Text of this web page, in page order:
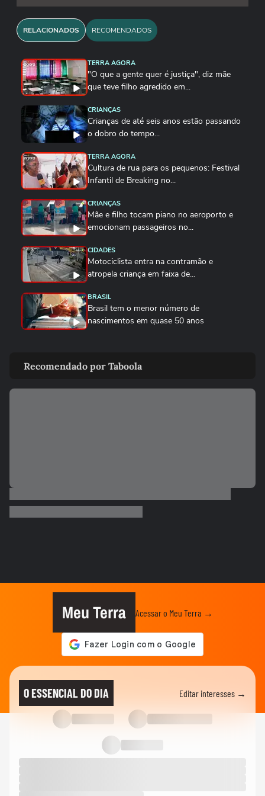
RELACIONADOS RECOMENDADOS
TERRA AGORA
"O que a gente quer é justiça", diz mãe
que teve filho agredido em...
CRIANÇAS
Crianças de até seis anos estão passando
o dobro do tempo...
TERRA AGORA
Cultura de rua para os pequenos: Festival
Infantil de Breaking no...
CRIANÇAS
Mãe e filho tocam piano no aeroporto e
emocionam passageiros no...
CIDADES
Motociclista entra na contramão e
atropela criança em faixa de...
BRASIL
Brasil tem o menor número de
nascimentos em quase 50 anos
infantis ajudam na...
CIDADES
trabalho infantil?
02:38
Viih Tube desabafa após alta hospitalar do
filho
Samara Felippo defende mãe da criança
envolvida em confusão no avião
Fisiculturista de SC transforma carro no
Relâmpago McQueen para...
Recomendado por Taboola
Meu Terra Acessar o Meu Terra →
O ESSENCIAL DO DIA Editar interesses →